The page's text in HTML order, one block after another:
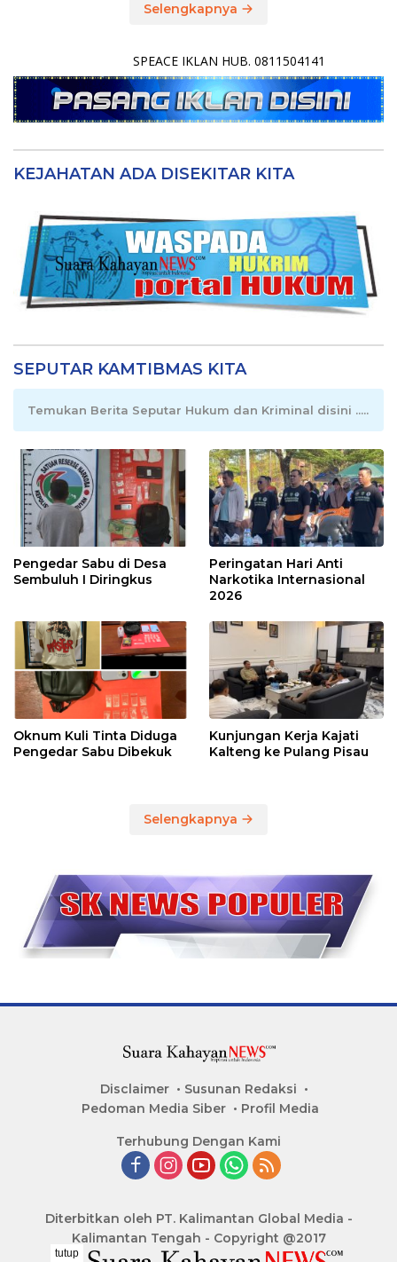
Selengkapnya
SPEACE IKLAN HUB. 0811504141
KEJAHATAN ADA DISEKITAR KITA
SEPUTAR KAMTIBMAS KITA
Temukan Berita Seputar Hukum dan Kriminal disini .....
Pengedar Sabu di Desa
Sembuluh I Diringkus
Peringatan Hari Anti
Narkotika Internasional
2026
Oknum Kuli Tinta Diduga
Pengedar Sabu Dibekuk
Kunjungan Kerja Kajati
Kalteng ke Pulang Pisau
Selengkapnya
Disclaimer
Susunan Redaksi
Pedoman Media Siber
Profil Media
Terhubung Dengan Kami
Diterbitkan oleh PT. Kalimantan Global Media -
Kalimantan Tengah - Copyright @2017
tutup